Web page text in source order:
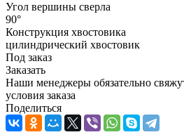
Угол вершины сверла
90°
Конструкция хвостовика
цилиндрический хвостовик
Под заказ
Заказать
Наши менеджеры обязательно
условия заказа
Поделиться